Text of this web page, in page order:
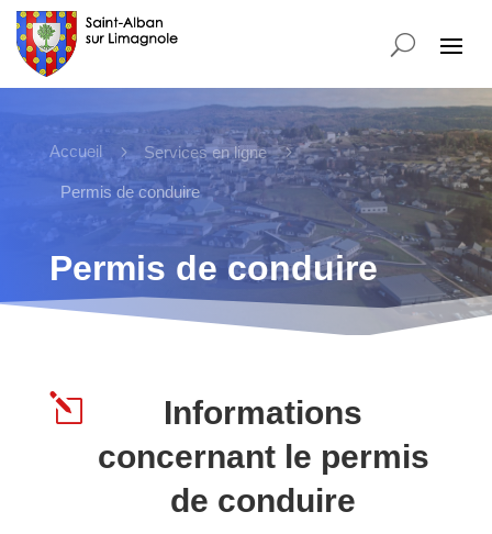
Accueil 5 Services en ligne 5
Permis de conduire
Permis de conduire
l
Informations
concernant le permis
de conduire